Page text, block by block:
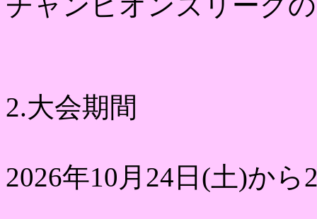
2.大会期間
2026年10月24日(土)から